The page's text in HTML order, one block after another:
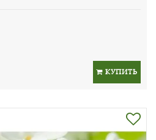
КУПИТЬ